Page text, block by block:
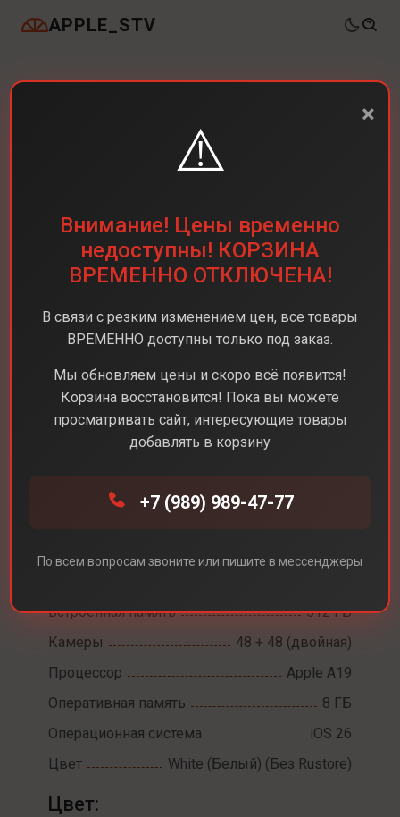
APPLE_STV
iPhone 17
Встроенная память
512 ГБ
Камеры
48 + 48 (двойная)
Процессор
Apple A19
Оперативная память
8 ГБ
Операционная система
iOS 26
Цвет
White (Белый) (Без Rustore)
Цвет:
×
⚠️
Внимание! Цены временно
недоступны! КОРЗИНА
ВРЕМЕННО ОТКЛЮЧЕНА!
В связи с резким изменением цен, все товары
ВРЕМЕННО доступны только под заказ.
Мы обновляем цены и скоро всё появится!
Корзина восстановится! Пока вы можете
просматривать сайт, интересующие товары
добавлять в корзину
+7 (989) 989-47-77
По всем вопросам звоните или пишите в мессенджеры